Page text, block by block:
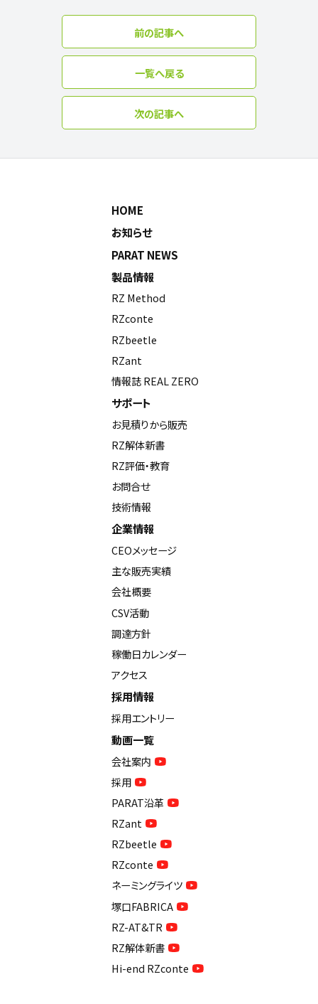
前の記事へ
一覧へ戻る
次の記事へ
HOME
お知らせ
PARAT NEWS
製品情報
RZ Method
RZconte
RZbeetle
RZant
情報誌 REAL ZERO
サポート
お見積りから販売
RZ解体新書
RZ評価・教育
お問合せ
技術情報
企業情報
CEOメッセージ
主な販売実績
会社概要
CSV活動
調達方針
稼働日カレンダー
アクセス
採用情報
採用エントリー
動画一覧
会社案内
採用
PARAT沿革
RZant
RZbeetle
RZconte
ネーミングライツ
塚口FABRICA
RZ-AT&TR
RZ解体新書
Hi-end RZconte